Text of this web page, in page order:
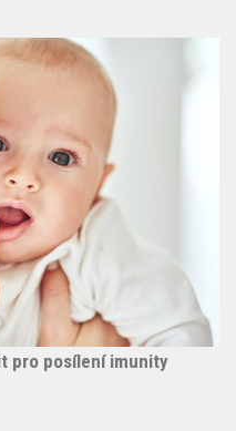
pro posílení imunity